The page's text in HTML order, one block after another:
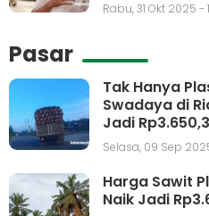
Rabu, 31 Okt 2025 -
Pasar
Tak Hanya
Swadaya di
Jadi
Selasa, 09 Sep
Harga Sawit
Naik Jadi